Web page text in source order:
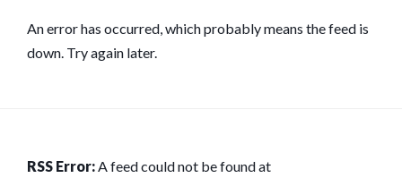
An error has occurred, which probably means the feed is
down. Try again later.
RSS Error:A feed could not be found at